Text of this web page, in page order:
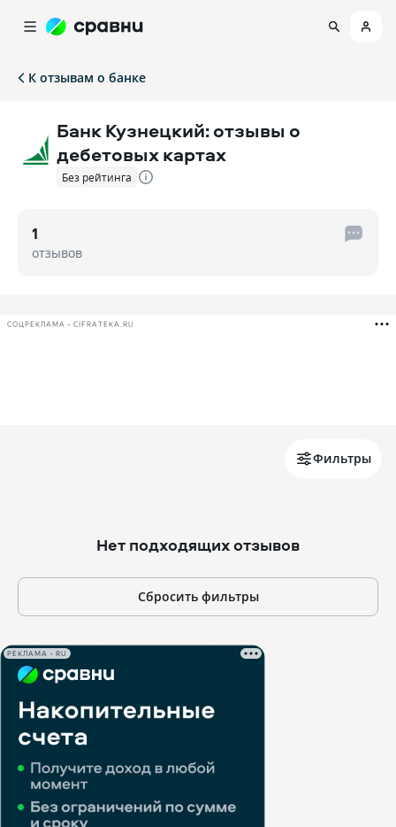
К отзывам о банке
Банк Кузнецкий: отзывы о
дебетовых картах
Без рейтинга
1
отзывов
СОЦРЕКЛАМА • CIFRATEKA.RU
Фильтры
Нет подходящих отзывов
Сбросить фильтры
РЕКЛАМА • RU